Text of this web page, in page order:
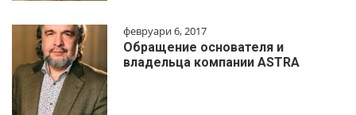
февруари 6, 2017
Обращение основателя и
владельца компании ASTRA